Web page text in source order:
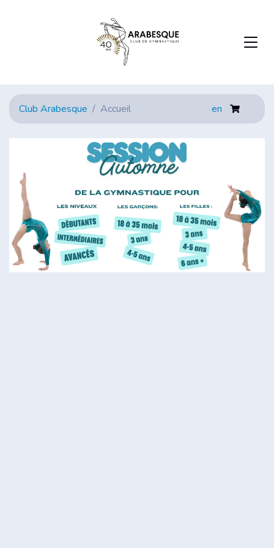
Club Arabesque Accueil en